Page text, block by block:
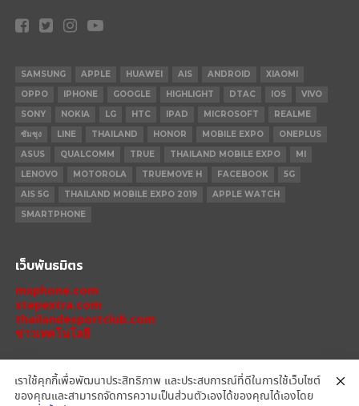
SAMSUNG APPLE HUAWEI AIS ANDROID
XIAOMI
OPPO
IPHONE GOOGLE HIGHLIGHT DTAC IOS
VIVO
SONY
NOKIA LG HTC IPAD MICROSOFT
REALME
ซัมซุง
LINE THAILAND HONOR MOBILE EXPO
ONEPLUS
ASUS
QUALCOMM TRUE THAILAND MOBILE EXPO
MI
LENOVO
MOTOROLA TRUEMOVE H FACEBOOK
5G
AIS 5G
THAILAND MOBILE EXPO 2019
APPLE WATCH
SMARTPHONE
เว็บพันธมิตร
mxphone.com
stepextra.com
thailandesportclub.com
ข่าวเทคโนโลยี
เราใช้คุกกี้เพื่อพัฒนาประสิทธิภาพ และประสบการณ์ที่ดีในการใช้เว็บไซต์
ของคุณและสามารถจัดการความเป็นส่วนตัวเองได้ของคุณได้เองโดย